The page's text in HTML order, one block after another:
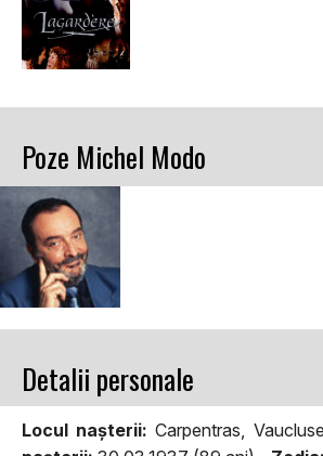
Poze Michel Modo
Detalii personale
Locul naşterii: Carpentras,